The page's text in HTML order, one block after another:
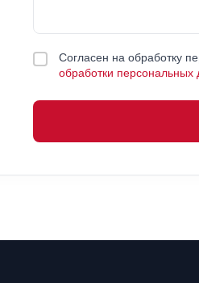
Согласен на обработку
обработки персональных